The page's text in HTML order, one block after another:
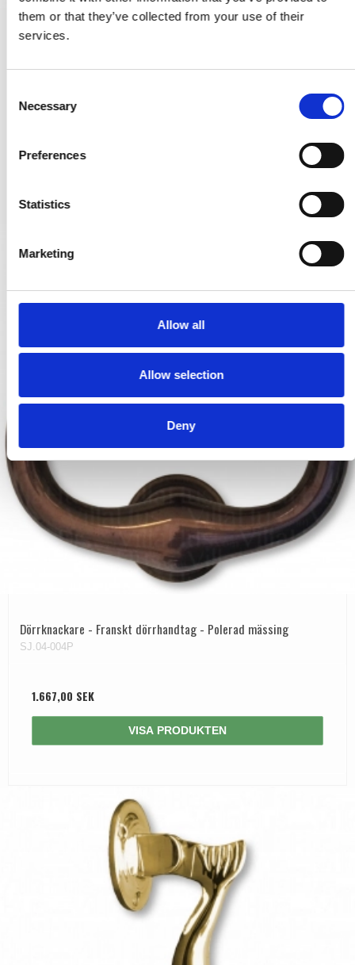
them or that they’ve collected from your use of their
services.
Necessary
Preferences
Statistics
Marketing
Allow all
Allow selection
Deny
Dörrknackare - Franskt dörrhandtag - Nickel
2.167,00 SEK
Dörrknackare - Franskt dörrhandtag - Polerad mässing
SJ.04-004P
1.667,00 SEK
VISA PRODUKTEN